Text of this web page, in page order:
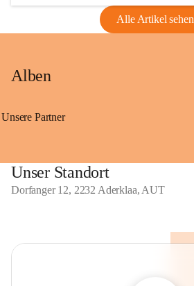
Alle Artikel sehen
Alben
Unsere Partner
Unser Standort
Dorfanger 12, 2232 Aderklaa, AUT